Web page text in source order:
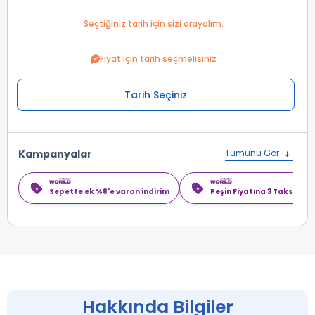
Seçtiğiniz tarih için sizi arayalım.
Fiyat için tarih seçmelisiniz
Tarih Seçiniz
Kampanyalar Tümünü Gör
Sepette ek %8'e varan indirim Peşin Fiyatına 3 Taksit
Hakkında Bilgiler